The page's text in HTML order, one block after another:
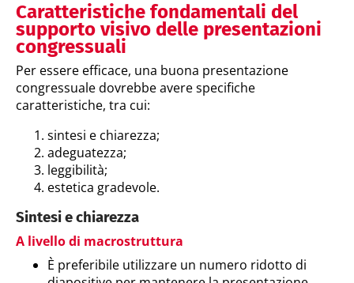
Caratteristiche fondamentali del
supporto visivo delle presentazioni
congressuali
Per essere efficace, una buona presentazione
congressuale dovrebbe avere specifiche
caratteristiche, tra cui:
sintesi e chiarezza;
adeguatezza;
leggibilità;
estetica gradevole.
Sintesi e chiarezza
A livello di macrostruttura
È preferibile utilizzare un numero ridotto di